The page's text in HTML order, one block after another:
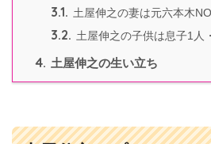
3.1. 土屋伸之の妻は元六本木
3.2. 土屋伸之の子供は息子1人
4. 土屋伸之の生い立ち